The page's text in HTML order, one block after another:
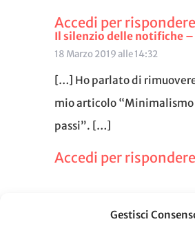
Gestisci
Accedi per rispondere
Il silenzio delle notifiche
18 Marzo 2019 alle 14:32
[…] Ho parlato di
mio articolo
passi”. […]
Accedi per rispondere